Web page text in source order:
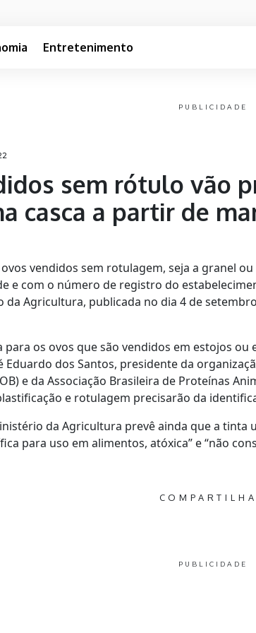
Entretenimento
PUBLICIDADE
sem rótulo vão
casca a partir de
vendidos sem rotulagem, seja a granel
e com o número de registro do
Agricultura, publicada no dia 4 de
para os ovos que são vendidos em estojos
Eduardo dos Santos, presidente da
e da Associação Brasileira de Proteínas
e rotulagem precisarão da
da Agricultura prevê ainda que a tinta
para uso em alimentos, atóxica” e “não
PUBLICIDADE